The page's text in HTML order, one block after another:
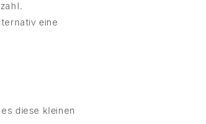
eine
diese kleinen